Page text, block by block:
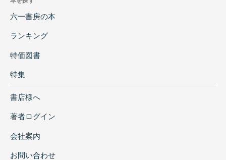
六一書房の本
ランキング
特価図書
特集
書店様へ
著者ログイン
会社案内
お問い合わせ